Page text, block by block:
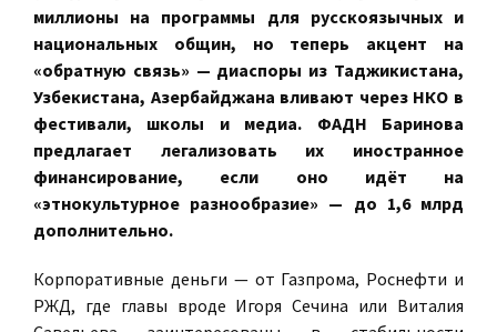
миллионы на программы для русскоязычных и
национальных общин, но теперь акцент на
«обратную связь» — диаспоры из Таджикистана,
Узбекистана, Азербайджана вливают через НКО в
фестивали, школы и медиа. ФАДН Баринова
предлагает легализовать их иностранное
финансирование, если оно идёт на
«этнокультурное разнообразие» — до 1,6 млрд
дополнительно.
Корпоративные деньги — от Газпрома, Роснефти и
РЖД, где главы вроде Игоря Сечина или Виталия